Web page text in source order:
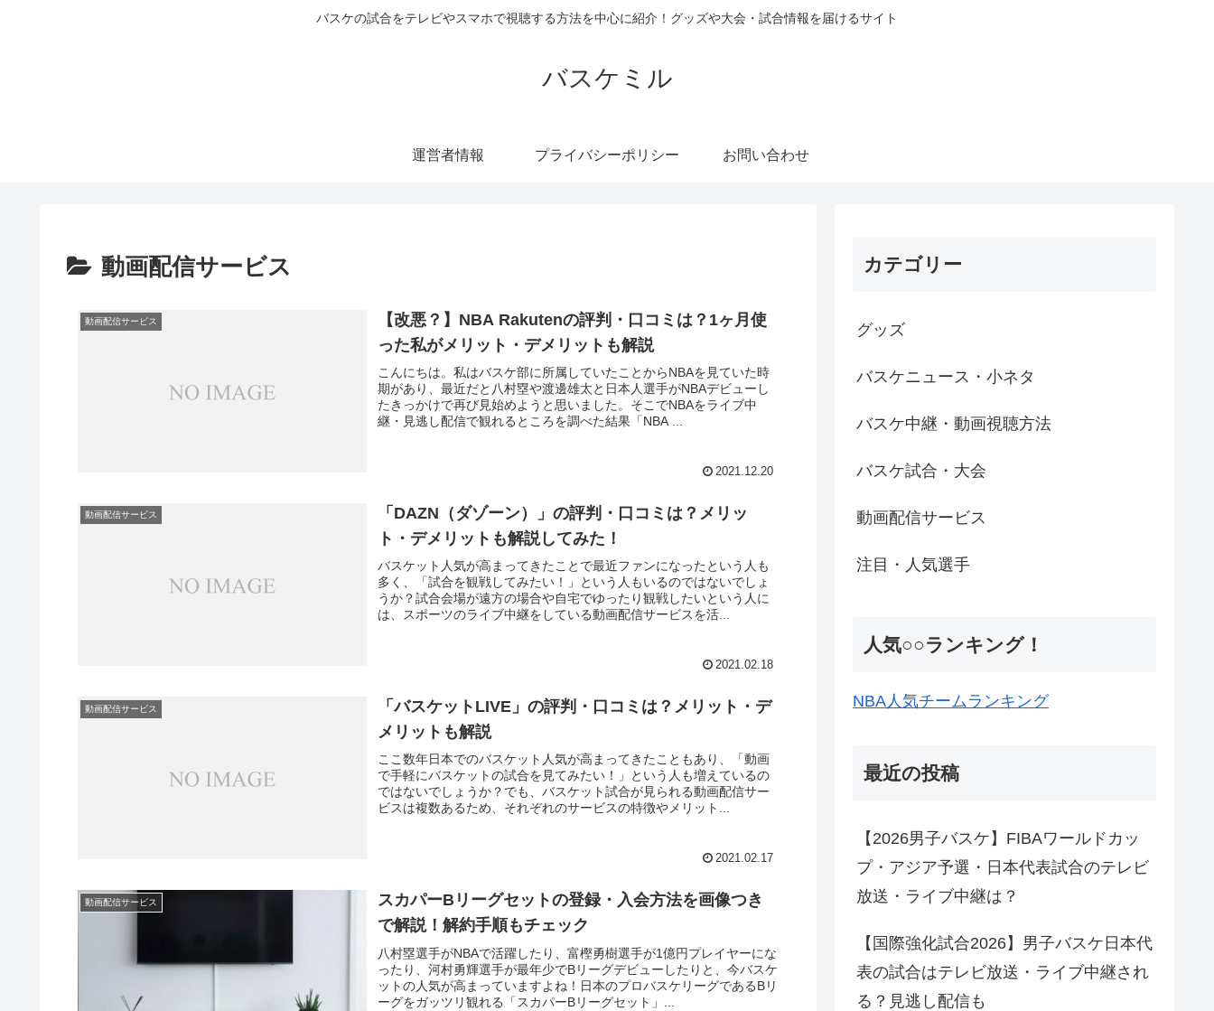
バスケの試合をテレビやスマホで視聴する方法を中心に紹介！グッズや大会・試合情報を届けるサイト
バスケミル
運営者情報 プライバシーポリシー お問い合わせ
動画配信サービス
動画配信サービス
【改悪？】NBA Rakutenの評判・口コミは？1ヶ月使
った私がメリット・デメリットも解説
こんにちは。私はバスケ部に所属していたことからNBAを見ていた時
期があり、最近だと八村塁や渡邊雄太と日本人選手がNBAデビューし
たきっかけで再び見始めようと思いました。そこでNBAをライブ中
継・見逃し配信で観れるところを調べた結果「NBA ...
2021.12.20
動画配信サービス
「DAZN（ダゾーン）」の評判・口コミは？メリッ
ト・デメリットも解説してみた！
バスケット人気が高まってきたことで最近ファンになったという人も
多く、「試合を観戦してみたい！」という人もいるのではないでしょ
うか？試合会場が遠方の場合や自宅でゆったり観戦したいという人に
は、スポーツのライブ中継をしている動画配信サービスを活...
2021.02.18
動画配信サービス
「バスケットLIVE」の評判・口コミは？メリット・デ
メリットも解説
ここ数年日本でのバスケット人気が高まってきたこともあり、「動画
で手軽にバスケットの試合を見てみたい！」という人も増えているの
ではないでしょうか？でも、バスケット試合が見られる動画配信サー
ビスは複数あるため、それぞれのサービスの特徴やメリット...
2021.02.17
動画配信サービス
スカパーBリーグセットの登録・入会方法を画像つき
で解説！解約手順もチェック
八村塁選手がNBAで活躍したり、富樫勇樹選手が1億円プレイヤーにな
ったり、河村勇輝選手が最年少でBリーグデビューしたりと、今バスケ
ットの人気が高まっていますよね！日本のプロバスケリーグであるBリ
ーグをガッツリ観れる「スカパーBリーグセット」...
カテゴリー
グッズ
バスケニュース・小ネタ
バスケ中継・動画視聴方法
バスケ試合・大会
動画配信サービス
注目・人気選手
人気○○ランキング！
NBA人気チームランキング
最近の投稿
【2026男子バスケ】FIBAワールドカッ
プ・アジア予選・日本代表試合のテレビ
放送・ライブ中継は？
【国際強化試合2026】男子バスケ日本代
表の試合はテレビ放送・ライブ中継され
る？見逃し配信も